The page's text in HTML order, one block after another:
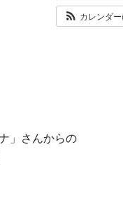
カレンダ
」さんからの